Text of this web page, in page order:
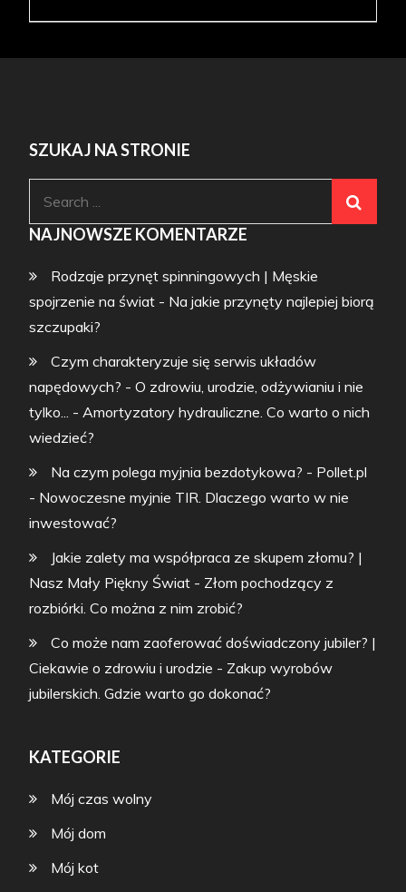
SZUKAJ NA STRONIE
NAJNOWSZE KOMENTARZE
Rodzaje przynęt spinningowych | Męskie
spojrzenie na świat - Na jakie przynęty najlepiej biorą
szczupaki?
Czym charakteryzuje się serwis układów
napędowych? - O zdrowiu, urodzie, odżywianiu i nie
tylko... -Amortyzatory hydrauliczne. Co warto o nich
wiedzieć?
Na czym polega myjnia bezdotykowa? - Pollet.pl
- Nowoczesne myjnie TIR. Dlaczego warto w nie
inwestować?
Jakie zalety ma współpraca ze skupem złomu? |
Nasz Mały Piękny Świat - Złom pochodzący z
rozbiórki. Co można z nim zrobić?
Co może nam zaoferować doświadczony jubiler? |
Ciekawie o zdrowiu i urodzie - Zakup wyrobów
jubilerskich. Gdzie warto go dokonać?
KATEGORIE
Mój czas wolny
Mój dom
Mój kot